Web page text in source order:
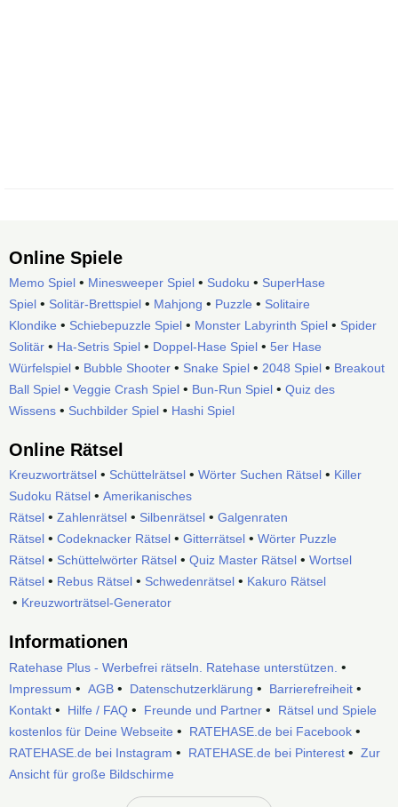
Online Spiele
Memo Spiel • Minesweeper Spiel • Sudoku • SuperHase
Spiel • Solitär-Brettspiel • Mahjong • Puzzle • Solitaire
Klondike • Schiebepuzzle Spiel • Monster Labyrinth Spiel • Spider
Solitär • Ha-Setris Spiel • Doppel-Hase Spiel • 5er Hase
Würfelspiel • Bubble Shooter • Snake Spiel • 2048 Spiel • Breakout
Ball Spiel • Veggie Crash Spiel • Bun-Run Spiel • Quiz des
Wissens • Suchbilder Spiel • Hashi Spiel
Online Rätsel
Kreuzworträtsel • Schüttelrätsel • Wörter Suchen Rätsel • Killer
Sudoku Rätsel • Amerikanisches
Rätsel • Zahlenrätsel • Silbenrätsel • Galgenraten
Rätsel • Codeknacker Rätsel • Gitterrätsel • Wörter Puzzle
Rätsel • Schüttelwörter Rätsel • Quiz Master Rätsel • Wortsel
Rätsel • Rebus Rätsel • Schwedenrätsel • Kakuro Rätsel
• Kreuzworträtsel-Generator
Informationen
Ratehase Plus - Werbefrei rätseln. Ratehase unterstützen. •
Impressum • AGB • Datenschutzerklärung • Barrierefreiheit •
Kontakt • Hilfe / FAQ • Freunde und Partner • Rätsel und Spiele
kostenlos für Deine Webseite • RATEHASE.de bei Facebook •
RATEHASE.de bei Instagram • RATEHASE.de bei Pinterest • Zur
Ansicht für große Bildschirme